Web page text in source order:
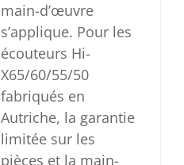
main-d’œuvre
s’applique. Pour les
écouteurs Hi-
X65/60/55/50
fabriqués en
Autriche, la garantie
limitée sur les
pièces et la main-